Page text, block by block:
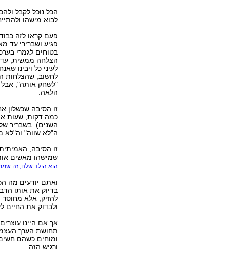
הכל נוכל לקבל
לבוא מישהו
פעם קראו לזה
פגיע ושברירי עד
בטוחים לגמרי
הצלחה ממשית,
לעיני כל ויבינו
לחשוב, שהצלחות
"לשחק אותה", אבל
הלאה.
זו הסיבה שכשלון
כמה דקות, שעות
השנים). בשבריר
ה"לא שווה" וה"לא
זו הסיבה,
שמישהו מאשים
הוא הילד שלנו, זה
ואתם יודעים מה
בדיוק את אותו
להזיק, אלא מחוסר
ולבדוק את החיים
אך אם היינו
תחושת הערך
ומוחים כשהם
ורגיש הזה.